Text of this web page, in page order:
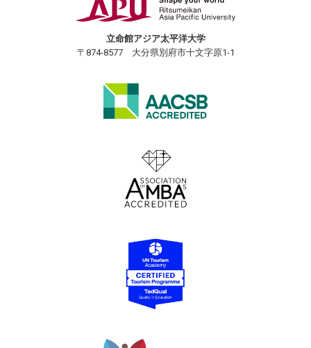
立命館アジア太平洋大学
〒874-8577 大分県別府市十文字原1-1